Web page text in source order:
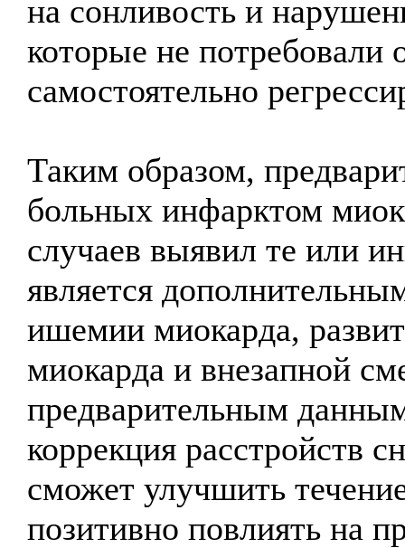
на сонливость и
которые не потребовали
самостоятельно
Таким образом,
больных инфарктом
случаев выявил те или
является
ишемии миокарда,
миокарда и внезапной
предварительным
коррекция расстройств
сможет улучшить
позитивно повлиять на